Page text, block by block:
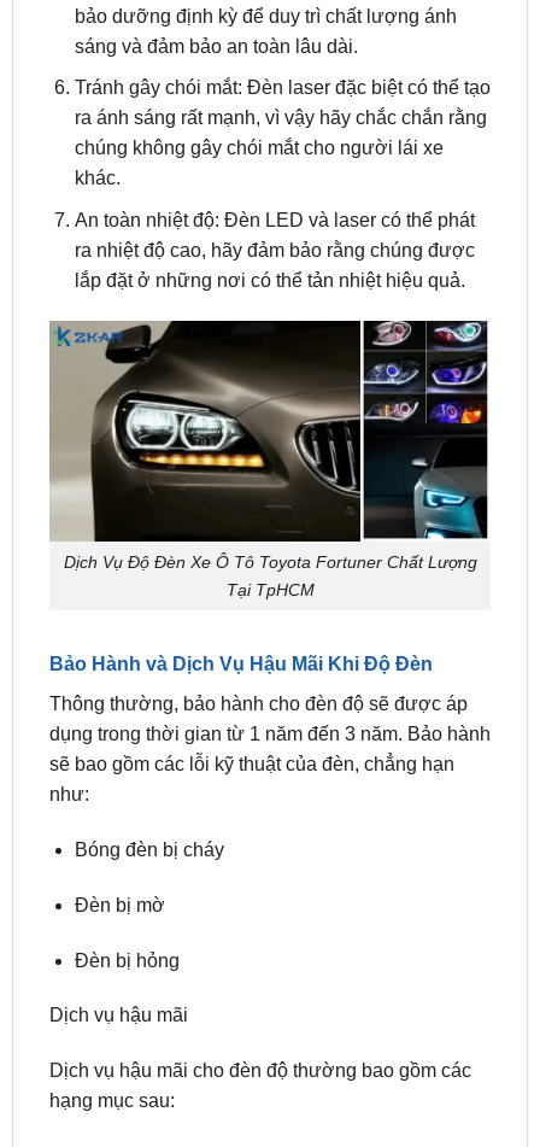
Tránh gây chói mắt: Đèn laser đặc biệt có thể tạo
ra ánh sáng rất mạnh, vì vậy hãy chắc chắn rằng
chúng không gây chói mắt cho người lái xe
khác.
An toàn nhiệt độ: Đèn LED và laser có thể phát
ra nhiệt độ cao, hãy đảm bảo rằng chúng được
lắp đặt ở những nơi có thể tản nhiệt hiệu quả.
Dịch Vụ Độ Đèn Xe Ô Tô Toyota Fortuner Chất Lượng
Tại TpHCM
Bảo Hành và Dịch Vụ Hậu Mãi Khi Độ Đèn
dụng trong thời gian từ 1 năm đến 3 năm. Bảo hành
sẽ bao gồm các lỗi kỹ thuật của đèn, chẳng hạn
như:
Bóng đèn bị cháy
Đèn bị mờ
Đèn bị hỏng
Dịch vụ hậu mãi
Dịch vụ hậu mãi cho đèn độ thường bao gồm các
Kiểm tra đèn định kỳ